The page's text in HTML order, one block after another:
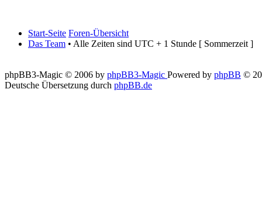
Start-Seite Foren-Übersicht
Das Team • Alle Zeiten sind UTC + 1 Stunde [ Sommerzeit ]
phpBB3-Magic © 2006 by phpBB3-Magic Powered by phpBB ©
Deutsche Übersetzung durch phpBB.de